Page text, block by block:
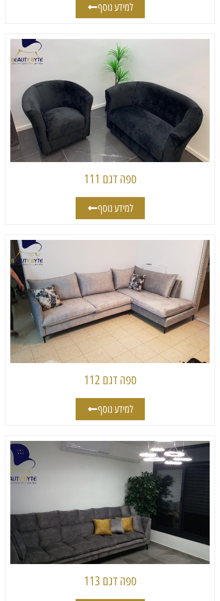
למידע נוסף
ספה דגם 111
למידע נוסף
ספה דגם 112
למידע נוסף
ספה דגם 113